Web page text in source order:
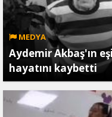
MEDYA
Aydemir Akbaş'ın
hayatını kaybetti